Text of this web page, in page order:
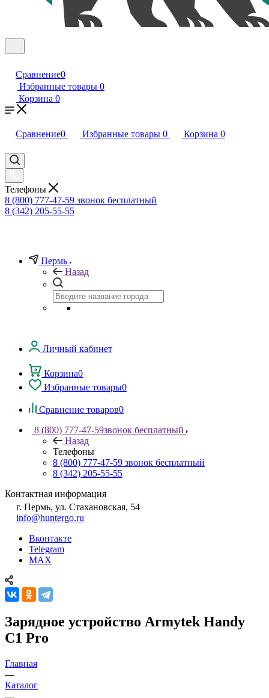
Сравнение0
Избранные товары 0
Корзина 0
Сравнение0 Избранные товары 0 Корзина 0
Телефоны
8 (800) 777-47-59 звонок бесплатный
8 (342) 205-55-55
Пермь
Назад
Личный кабинет
Корзина0
Избранные товары0
Сравнение товаров0
8 (800) 777-47-59звонок бесплатный
Назад
Телефоны
8 (800) 777-47-59 звонок бесплатный
8 (342) 205-55-55
Контактная информация
г. Пермь, ул. Стахановская, 54
info@huntergo.ru
Вконтакте
Telegram
MAX
Зарядное устройство Armytek Handy
C1 Pro
Главная
—
Каталог
—